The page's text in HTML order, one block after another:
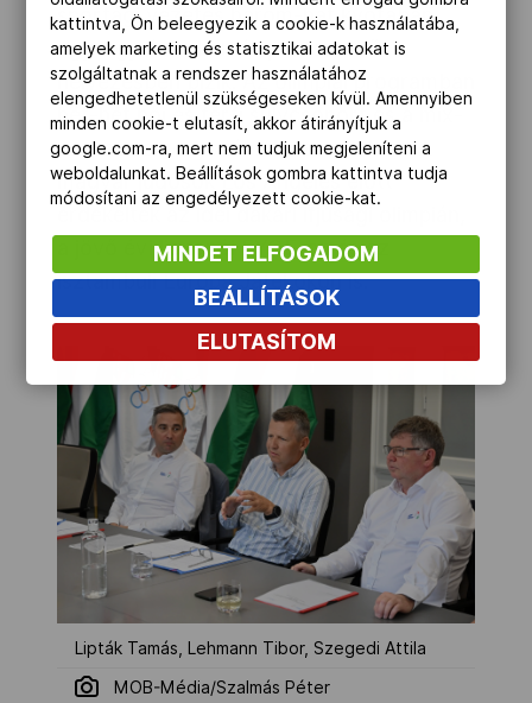
sportági vezetés három-hat kvótában,
egy-egy éremben és pontszerző
helyezésben bízik. Az olimpiai programban
hét-hét női és férfi súlycsoport és a mix-
csapat versenyszámok szerepelnek. A
magyar judósok Los Angeles előtt
érdekeltek az idei dakari ifjúsági olimpián,
a jövő évi lignanói EYOF-on és az
isztambuli Európa Játékokon is.
Lipták Tamás, Lehmann Tibor, Szegedi Attila
MOB-Média/Szalmás Péter
kattintva, Ön beleegyezik a cookie-k használatába,
amelyek marketing és statisztikai adatokat is
szolgáltatnak a rendszer használatához
elengedhetetlenül szükségeseken kívül. Amennyiben
minden cookie-t elutasít, akkor átirányítjuk a
google.com-ra, mert nem tudjuk megjeleníteni a
weboldalunkat. Beállítások gombra kattintva tudja
módosítani az engedélyezett cookie-kat.
MINDET ELFOGADOM
BEÁLLÍTÁSOK
ELUTASÍTOM